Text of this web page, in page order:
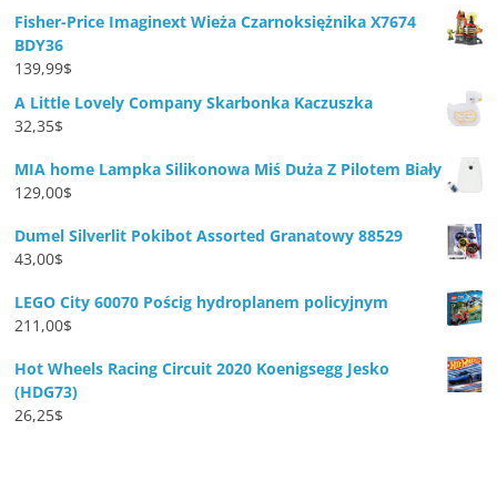
Fisher-Price Imaginext Wieża Czarnoksiężnika X7674
BDY36
139,99$
A Little Lovely Company Skarbonka Kaczuszka
32,35$
MIA home Lampka Silikonowa Miś Duża Z Pilotem Biały
129,00$
Dumel Silverlit Pokibot Assorted Granatowy 88529
43,00$
LEGO City 60070 Pościg hydroplanem policyjnym
211,00$
Hot Wheels Racing Circuit 2020 Koenigsegg Jesko
(HDG73)
26,25$